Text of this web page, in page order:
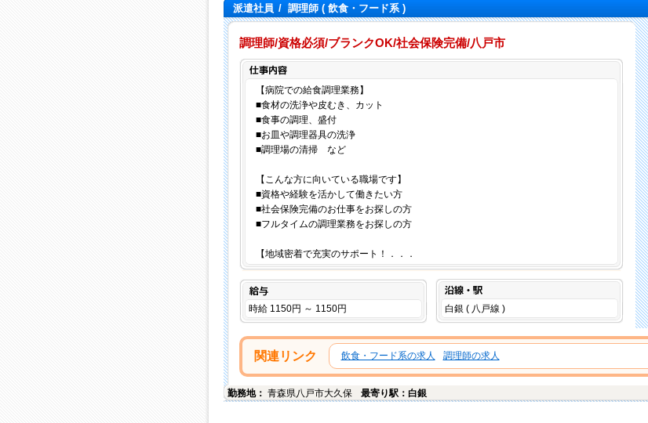
派遣社員 / 調理師( 飲食・フード系 )
調理師/資格必須/ブランクOK/社会保険完備/八戸市
【病院での給食調理業務】
■食材の洗浄や皮むき、カット
■食事の調理、盛付
■お皿や調理器具の洗浄
■調理場の清掃 など
【こんな方に向いている職場です】
■資格や経験を活かして働きたい方
■社会保険完備のお仕事をお探しの方
■フルタイムの調理業務をお探しの方
【地域密着で充実のサポート！．．．
給与
時給 1150円 ～ 1150円 白銀 ( 八戸線 )
関連リンク 飲食・フード系の求人 調理師の求人
勤務地： 青森県八戸市大久保 最寄り駅：白銀